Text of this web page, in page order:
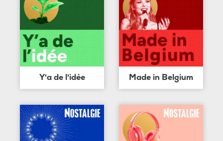
Y'a de l'idée Made in Belgium